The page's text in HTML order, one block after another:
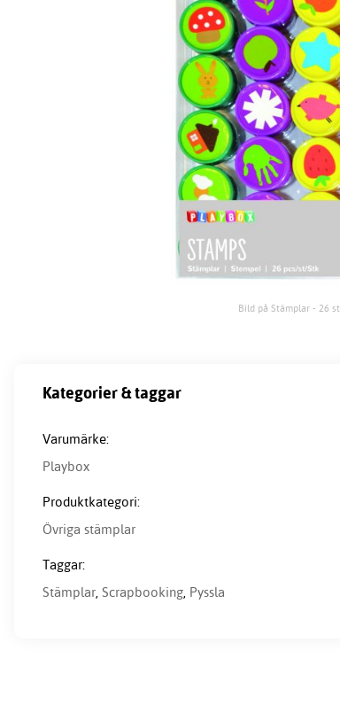
Bild på Stämplar - 26 st
Kategorier & taggar
Varumärke:
Playbox
Produktkategori:
Övriga stämplar
Taggar:
Stämplar, Scrapbooking, Pyssla